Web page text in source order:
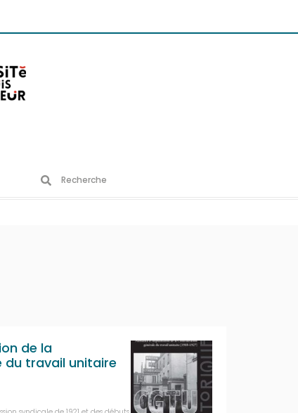
de la
du travail unitaire